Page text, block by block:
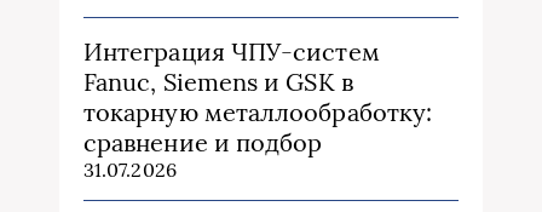
Интеграция ЧПУ-систем
Fanuc, Siemens и GSK в
токарную металлообработку:
сравнение и подбор
31.07.2026